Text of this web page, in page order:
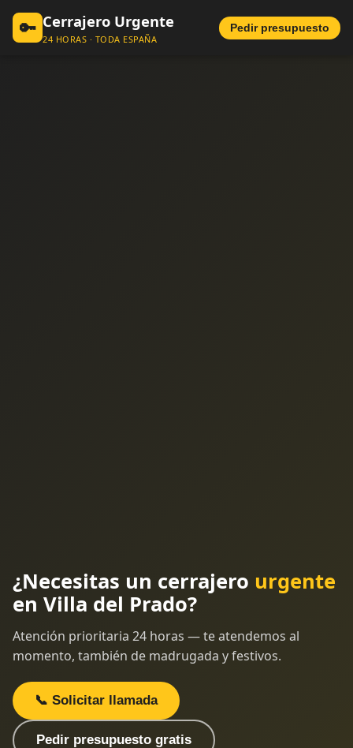
🔑 Cerrajero Urgente
24 HORAS · TODA ESPAÑA
Pedir presupuesto
¿Necesitas un cerrajero urgente
en Villa del Prado?
Atención prioritaria 24 horas — te atendemos al
momento, también de madrugada y festivos.
📞 Solicitar llamada
Pedir presupuesto gratis